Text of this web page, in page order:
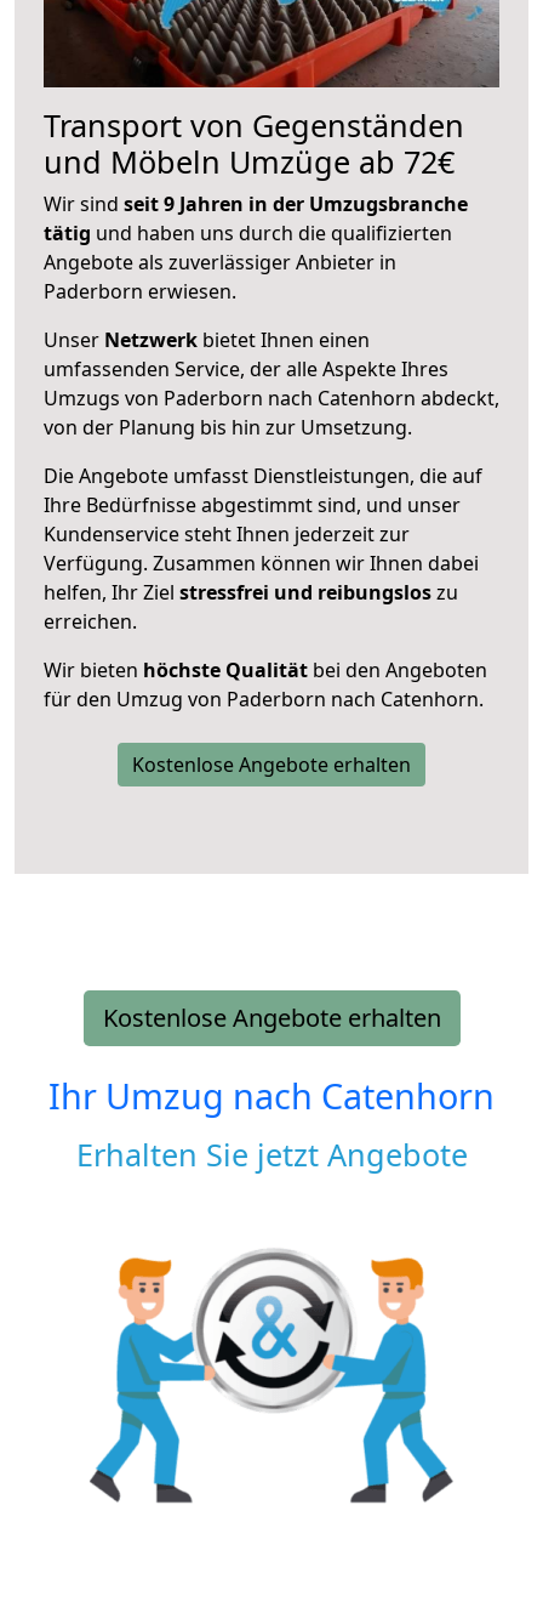
Transport von Gegenständen
und Möbeln Umzüge ab 72€
Wir sind seit 9 Jahren in der Umzugsbranche
tätig und haben uns durch die qualifizierten
Angebote als zuverlässiger Anbieter in
Paderborn erwiesen.
Unser Netzwerk bietet Ihnen einen
umfassenden Service, der alle Aspekte Ihres
Umzugs von Paderborn nach Catenhorn abdeckt,
von der Planung bis hin zur Umsetzung.
Die Angebote umfasst Dienstleistungen, die auf
Ihre Bedürfnisse abgestimmt sind, und unser
Kundenservice steht Ihnen jederzeit zur
Verfügung. Zusammen können wir Ihnen dabei
helfen, Ihr Ziel stressfrei und reibungsloszu
erreichen.
Wir bieten höchste Qualität bei den Angeboten
für den Umzug von Paderborn nach Catenhorn.
Kostenlose Angebote erhalten
Kostenlose Angebote erhalten
Ihr Umzug nach Catenhorn
Erhalten Sie jetzt Angebote